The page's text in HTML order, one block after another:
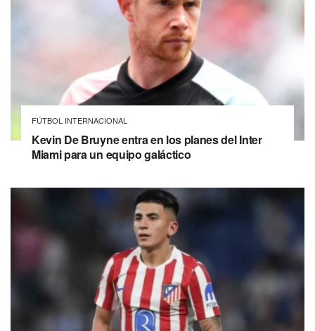
FÚTBOL INTERNACIONAL
Kevin De Bruyne entra en los planes del Inter
Miami para un equipo galáctico